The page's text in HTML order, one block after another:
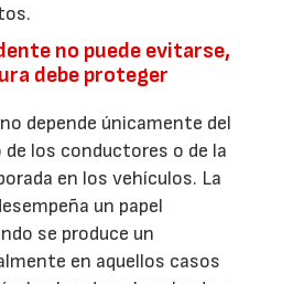
no puede evitarse,
debe proteger
depende únicamente del
los conductores o de la
en los vehículos. La
un papel
se produce un
en aquellos casos